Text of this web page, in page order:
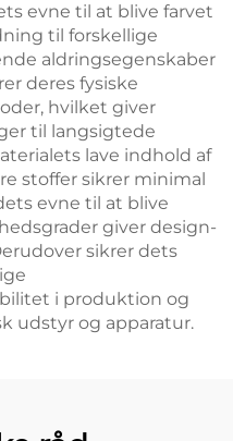
evne til at blive farvet
til forskellige
aldringsegenskaber
deres fysiske
hvilket giver
til langsigtede
lave indhold af
stoffer sikrer minimal
evne til at blive
giver design-
sikrer dets
i produktion og
udstyr og apparatur.